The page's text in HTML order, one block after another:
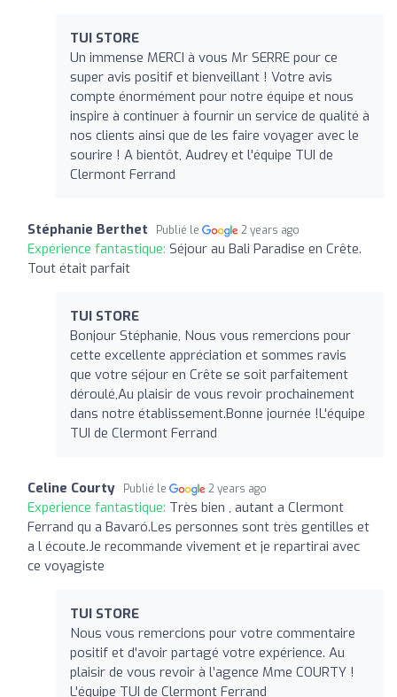
TUI STORE
Un immense MERCI à vous Mr SERRE pour ce
super avis positif et bienveillant ! Votre avis
compte énormément pour notre équipe et nous
inspire à continuer à fournir un service de qualité à
nos clients ainsi que de les faire voyager avec le
sourire ! A bientôt, Audrey et l'équipe TUI de
Clermont Ferrand
Stéphanie Berthet Publié le 2 years ago
Expérience fantastique: Séjour au Bali Paradise en Crête.
Tout était parfait
TUI STORE
Bonjour Stéphanie, Nous vous remercions pour
cette excellente appréciation et sommes ravis
que votre séjour en Crête se soit parfaitement
déroulé,Au plaisir de vous revoir prochainement
dans notre établissement.Bonne journée !L'équipe
TUI de Clermont Ferrand
Celine Courty Publié le 2 years ago
Expérience fantastique: Très bien , autant a Clermont
Ferrand qu a Bavaró.Les personnes sont très gentilles et
a l écoute.Je recommande vivement et je repartirai avec
ce voyagiste ️
TUI STORE
Nous vous remercions pour votre commentaire
positif et d'avoir partagé votre expérience. Au
plaisir de vous revoir à l’agence Mme COURTY !
L'équipe TUI de Clermont Ferrand